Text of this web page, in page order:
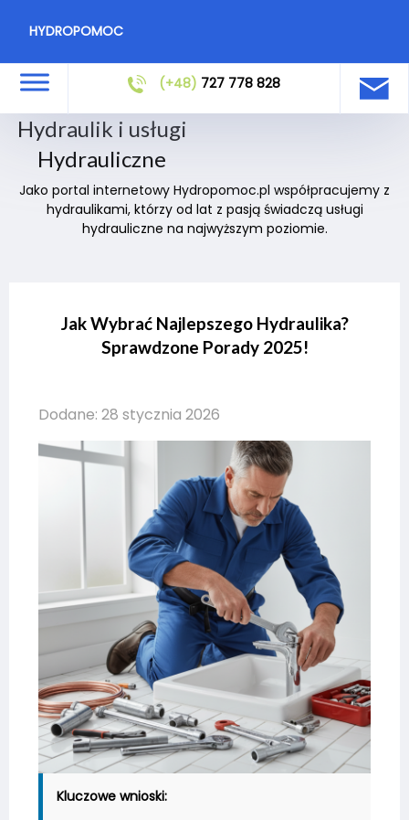
HYDROPOMOC
(+48) 727 778 828
Hydraulik i usługi
Hydrauliczne
Jako portal internetowy Hydropomoc.pl współpracujemy z
hydraulikami, którzy od lat z pasją świadczą usługi
hydrauliczne na najwyższym poziomie.
Jak Wybrać Najlepszego Hydraulika?
Sprawdzone Porady 2025!
Dodane: 28 stycznia 2026
Kluczowe wnioski: